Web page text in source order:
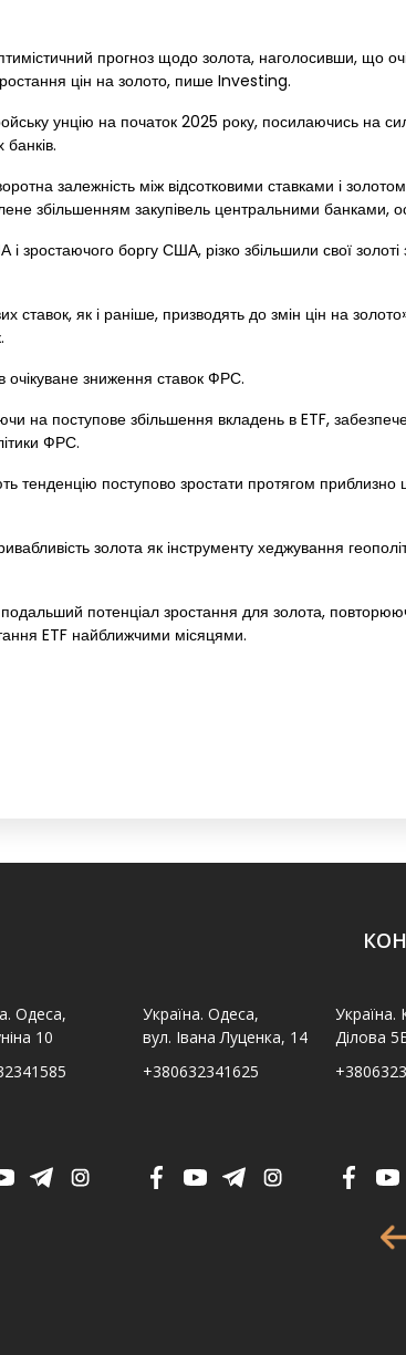
прогноз щодо золота, наголосивши, що
цін на золото, пише Investing.
унцію на початок 2025 року, посилаючись на
залежність між відсотковими ставками і
збільшенням закупівель центральними банками,
зростаючого боргу США, різко збільшили свої
ставок, як і раніше, призводять до змін цін на
зниження ставок ФРС.
на поступове збільшення вкладень в ETF,
ФРС.
тенденцію поступово зростати протягом приблизно
золота як інструменту хеджування
потенціал зростання для золота,
ETF найближчими місяцями.
Одеса,
10
Україна. Одеса,
вул. Івана Луценка, 14
+380632341625
Україна.
Ділова